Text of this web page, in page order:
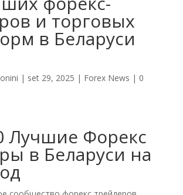
и торговых
в Беларуси
| set 29, 2025 | Forex News | 0
Лучшие Форекс
в Беларуси на